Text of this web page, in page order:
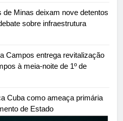
Minas deixam nove detentos
sobre infraestrutura
Campos entrega revitalização
à meia-noite de 1º de
Cuba como ameaça primária
de Estado